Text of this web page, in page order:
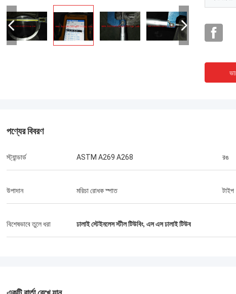
পণ্যের বিবরণ
স্ট্যান্ডার্ড ASTM A269 A268 রঙ
উপাদান মরিচা রোধক স্পাত টাইপ
বিশেষভাবে তুলে ধরা ঢালাই স্টেইনলেস স্টীল টিউবিং, এস এস ঢালাই টিউব